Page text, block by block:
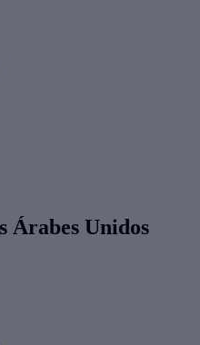
Árabes Unidos